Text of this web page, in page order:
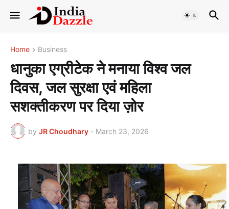
Home Business
धानुका एग्रीटेक ने मनाया विश्व जल
दिवस, जल सुरक्षा एवं महिला
सशक्तीकरण पर दिया ज़ोर
by JR Choudhary - March 23, 2026